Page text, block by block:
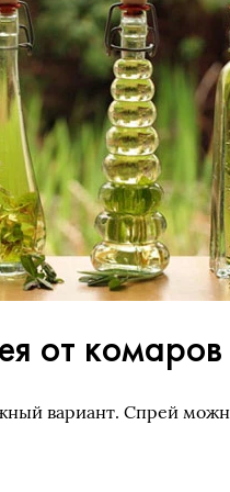
от комаров
вариант. Спрей